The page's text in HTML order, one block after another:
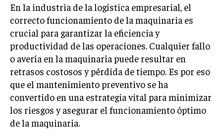
LIFESTYLE
MARKETING
En la industria de la logística empresarial, el
correcto funcionamiento de la maquinaria es
crucial para garantizar la eficiencia y
productividad de las operaciones. Cualquier fallo
o avería en la maquinaria puede resultar en
retrasos costosos y pérdida de tiempo. Es por eso
que el mantenimiento preventivo se ha
convertido en una estrategia vital para minimizar
los riesgos y asegurar el funcionamiento óptimo
de la maquinaria.